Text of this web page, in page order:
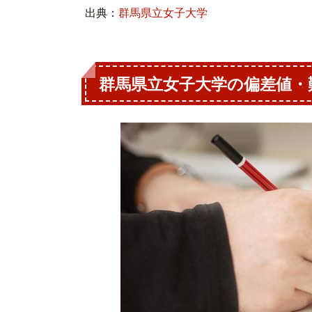
出典： 群馬県立女子大学
群馬県立女子大学の偏差値